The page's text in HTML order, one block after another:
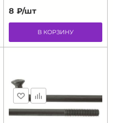
8 ₽/шт
В КОРЗИНУ